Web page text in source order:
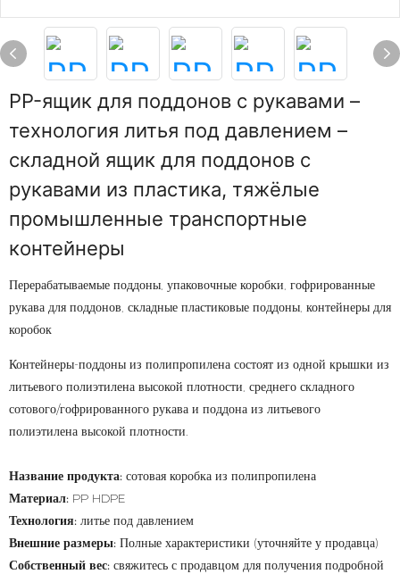
PP-ящик для поддонов с рукавами –
технология литья под давлением –
складной ящик для поддонов с
рукавами из пластика, тяжёлые
промышленные транспортные
контейнеры
Перерабатываемые поддоны, упаковочные коробки, гофрированные
рукава для поддонов, складные пластиковые поддоны, контейнеры для
коробок
Контейнеры-поддоны из полипропилена состоят из одной крышки из
литьевого полиэтилена высокой плотности, среднего складного
сотового/гофрированного рукава и поддона из литьевого
полиэтилена высокой плотности.
Название продукта: сотовая коробка из полипропилена
Материал: PP HDPE
Технология: литье под давлением
Внешние размеры: Полные характеристики (уточняйте у продавца)
Собственный вес: свяжитесь с продавцом для получения подробной